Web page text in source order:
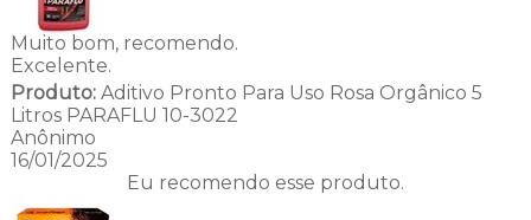
Muito bom, recomendo.
Excelente.
Produto:Aditivo Pronto Para Uso Rosa Orgânico 5
Litros PARAFLU 10-3022
Anônimo
16/01/2025
Eu recomendo esse produto.